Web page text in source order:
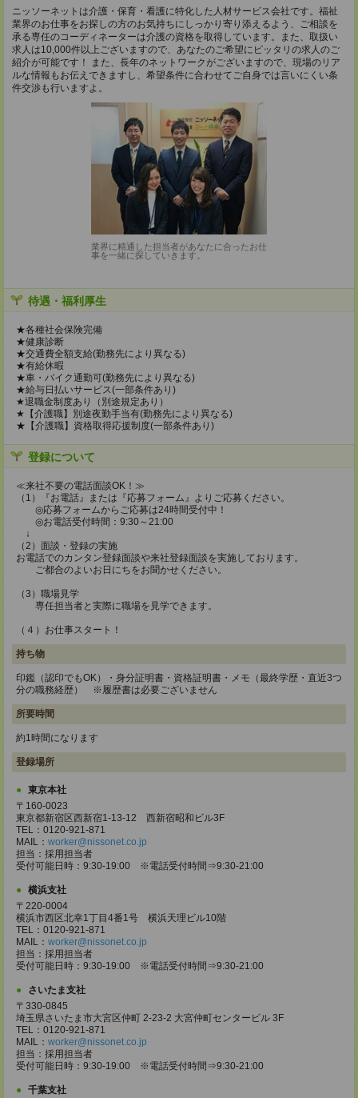
ニッソーネットは介護・保育・看護に特化した人材サービス会社です。福祉
業界のお仕事をお探しの方のお気持ちにしっかり寄り添えるよう、ご相談を
承る専任のコーディネーターは介護の資格を取得しています。また、取扱い
求人は10,000件以上ございますので、あなたのご希望にピッタリの求人のご
紹介が可能です！ また、長年のネットワークがございますので、現場のリア
ルな情報もお伝えできますし、希望条件に合わせてご自身では言いにくい条
件交渉も行いますよ。
業界に精通した担当者があなたに合ったお仕
事を一緒に探していきます。
待遇・福利厚生
★各種社会保険完備
★健康診断
★交通費全額支給(勤務先により異なる)
★有給休暇
★車・バイク通勤可(勤務先により異なる)
★給与日払いサービス(一部条件あり)
★退職金制度あり（別途規定あり）
★【介護職】別途夜勤手当有(勤務先により異なる)
★【介護職】資格取得応援制度(一部条件あり)
登録について
≪来社不要の電話面談OK！≫
（1）『お電話』または『応募フォーム』よりご応募ください。
◎応募フォームからご応募は24時間受付中！
◎お電話受付時間：9:30～21:00
↓
（2）面談・登録の実施
お電話でのカンタン登録面談や来社登録面談を実施しております。
ご都合のよいお日にちをお聞かせください。
（3）職場見学
専任担当者と実際に職場を見学できます。
（４）お仕事スタート！
持ち物
印鑑（認印でもOK）・身分証明書・資格証明書・メモ（最終学歴・直近3つ
分の職務経歴） ※履歴書は必要ございません
所要時間
約1時間になります
登録場所
東京本社
〒160-0023
東京都新宿区西新宿1-13-12 西新宿昭和ビル3F
TEL：0120-921-871
MAIL： worker@nissonet.co.jp
担当：採用担当者
受付可能日時：9:30-19:00 ※電話受付時間⇒9:30-21:00
横浜支社
〒220-0004
横浜市西区北幸1丁目4番1号 横浜天理ビル10階
TEL：0120-921-871
MAIL： worker@nissonet.co.jp
担当：採用担当者
受付可能日時：9:30-19:00 ※電話受付時間⇒9:30-21:00
さいたま支社
〒330-0845
埼玉県さいたま市大宮区仲町 2-23-2 大宮仲町センタービル 3F
TEL：0120-921-871
MAIL： worker@nissonet.co.jp
担当：採用担当者
受付可能日時：9:30-19:00 ※電話受付時間⇒9:30-21:00
千葉支社